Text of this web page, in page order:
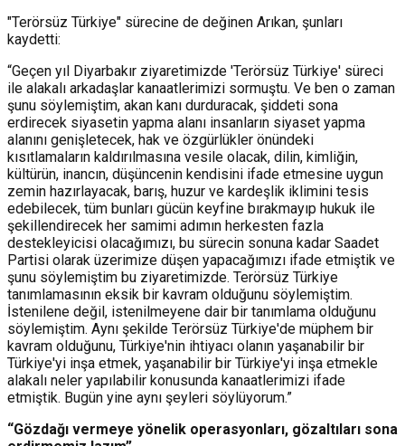
"Terörsüz Türkiye" sürecine de değinen Arıkan, şunları
kaydetti:
“Geçen yıl Diyarbakır ziyaretimizde 'Terörsüz Türkiye' süreci
ile alakalı arkadaşlar kanaatlerimizi sormuştu. Ve ben o zaman
şunu söylemiştim, akan kanı durduracak, şiddeti sona
erdirecek siyasetin yapma alanı insanların siyaset yapma
alanını genişletecek, hak ve özgürlükler önündeki
kısıtlamaların kaldırılmasına vesile olacak, dilin, kimliğin,
kültürün, inancın, düşüncenin kendisini ifade etmesine uygun
zemin hazırlayacak, barış, huzur ve kardeşlik iklimini tesis
edebilecek, tüm bunları gücün keyfine bırakmayıp hukuk ile
şekillendirecek her samimi adımın herkesten fazla
destekleyicisi olacağımızı, bu sürecin sonuna kadar Saadet
Partisi olarak üzerimize düşen yapacağımızı ifade etmiştik ve
şunu söylemiştim bu ziyaretimizde. Terörsüz Türkiye
tanımlamasının eksik bir kavram olduğunu söylemiştim.
İstenilene değil, istenilmeyene dair bir tanımlama olduğunu
söylemiştim. Aynı şekilde Terörsüz Türkiye'de müphem bir
kavram olduğunu, Türkiye'nin ihtiyacı olanın yaşanabilir bir
Türkiye'yi inşa etmek, yaşanabilir bir Türkiye'yi inşa etmekle
alakalı neler yapılabilir konusunda kanaatlerimizi ifade
etmiştik. Bugün yine aynı şeyleri söylüyorum.”
“Gözdağı vermeye yönelik operasyonları, gözaltıları sona